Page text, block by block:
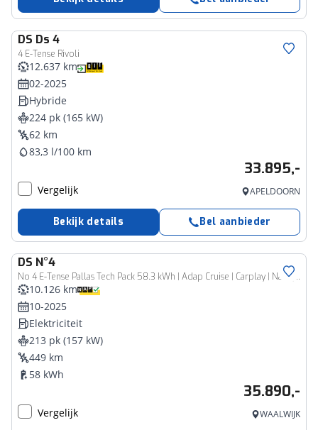
DS Ds 4
4 E-Tense Rivoli
12.637 km
02-2025
Hybride
224 pk (165 kW)
62 km
83,3 l/100 km
33.895,-
Vergelijk APELDOORN
Bekijk details Bel aanbieder
DS N°4
No 4 E-Tense Pallas Tech Pack 58.3 kWh | Adap Cruise | Carplay | Navigatie | Airco | 19 inch velgen | 8 jaar DS Garantie
10.126 km
10-2025
Elektriciteit
213 pk (157 kW)
449 km
58 kWh
35.890,-
Vergelijk WAALWIJK